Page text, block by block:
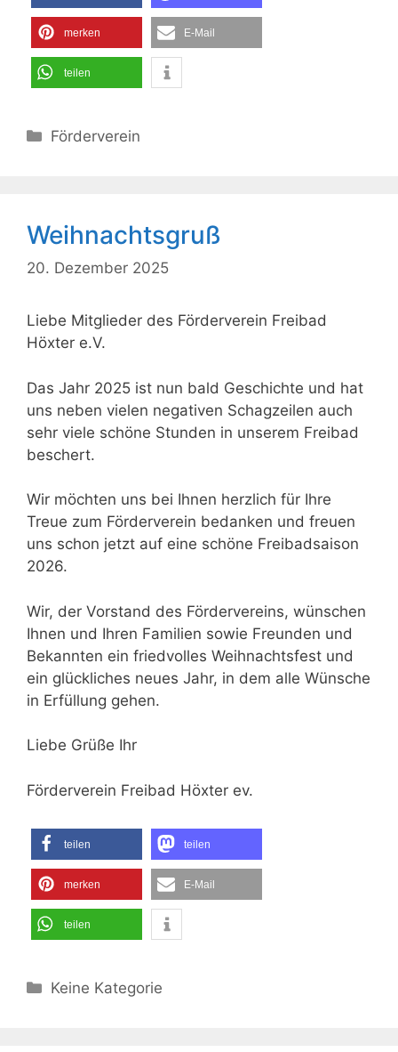
merken E-Mail
teilen
Kategorien
Förderverein
Weihnachtsgruß
20. Dezember 2025
Liebe Mitglieder des Förderverein Freibad
Höxter e.V.
Das Jahr 2025 ist nun bald Geschichte und hat
uns neben vielen negativen Schagzeilen auch
sehr viele schöne Stunden in unserem Freibad
beschert.
Wir möchten uns bei Ihnen herzlich für Ihre
Treue zum Förderverein bedanken und freuen
uns schon jetzt auf eine schöne Freibadsaison
2026.
Wir, der Vorstand des Fördervereins, wünschen
Ihnen und Ihren Familien sowie Freunden und
Bekannten ein friedvolles Weihnachtsfest und
ein glückliches neues Jahr, in dem alle Wünsche
in Erfüllung gehen.
Liebe Grüße Ihr
Förderverein Freibad Höxter ev.
teilen teilen
merken E-Mail
teilen
Kategorien
Keine Kategorie